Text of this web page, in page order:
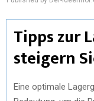
Tipps zur
steigern
Eine optimale